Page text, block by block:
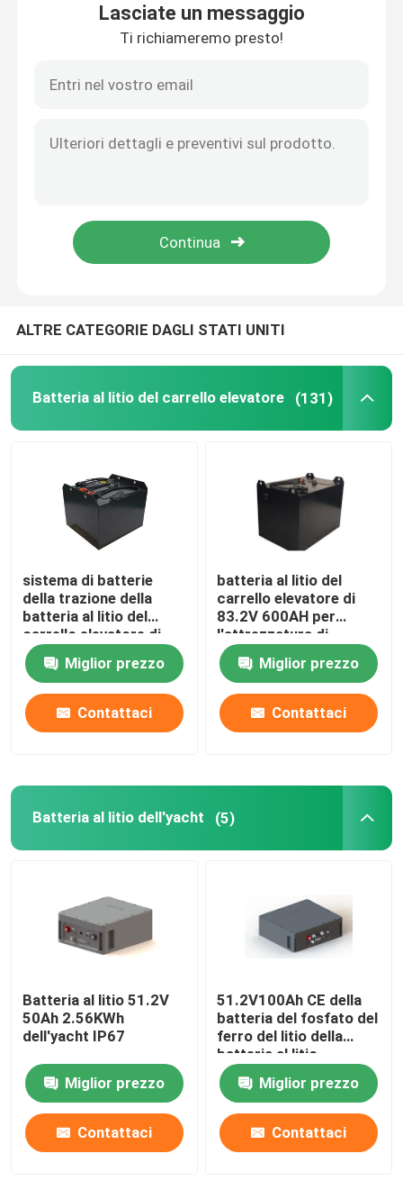
Richieda una citazione
Batteria al litio dell'yacht
Batteria al litio di immagazzinamento dell'energia
Batteria del caricatore
Batteria al litio del carretto di golf
Batteria al litio della falciatrice da giardino
Batteria della fresa
Cellula di batteria al litio
Modulo di batteria al litio
Lasciate un messaggio
Ti richiameremo presto!
ALTRE CATEGORIE DAGLI STATI UNITI
Batteria al litio del carrello elevatore (131)
sistema di batterie
della trazione della
batteria al litio del
carrello elevatore di
51.2V 450AH per il
camion di Hyster E
Miglior prezzo
Contattaci
batteria al litio del
carrello elevatore di
83.2V 600AH per
l'attrezzatura di
maneggio del materiale
Miglior prezzo
Contattaci
Batteria al litio dell'yacht (5)
Batteria al litio 51.2V
50Ah 2.56KWh
dell'yacht IP67
Miglior prezzo
Contattaci
51.2V100Ah CE della
batteria del fosfato del
ferro del litio della
batteria al litio
dell'yacht da 5,12 KWH
Miglior prezzo
Contattaci